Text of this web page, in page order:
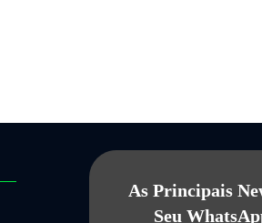
As Principais
Seu